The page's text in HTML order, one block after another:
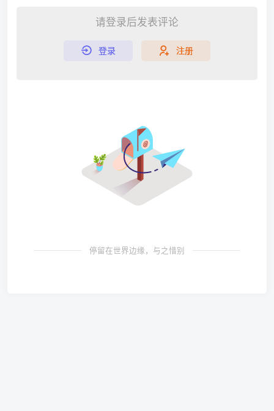
请登录后发表评论
登录 注册
停留在世界边缘，与之惜别